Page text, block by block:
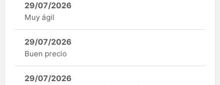
29/07/2026
Muy ágil
29/07/2026
Buen precio
29/07/2026